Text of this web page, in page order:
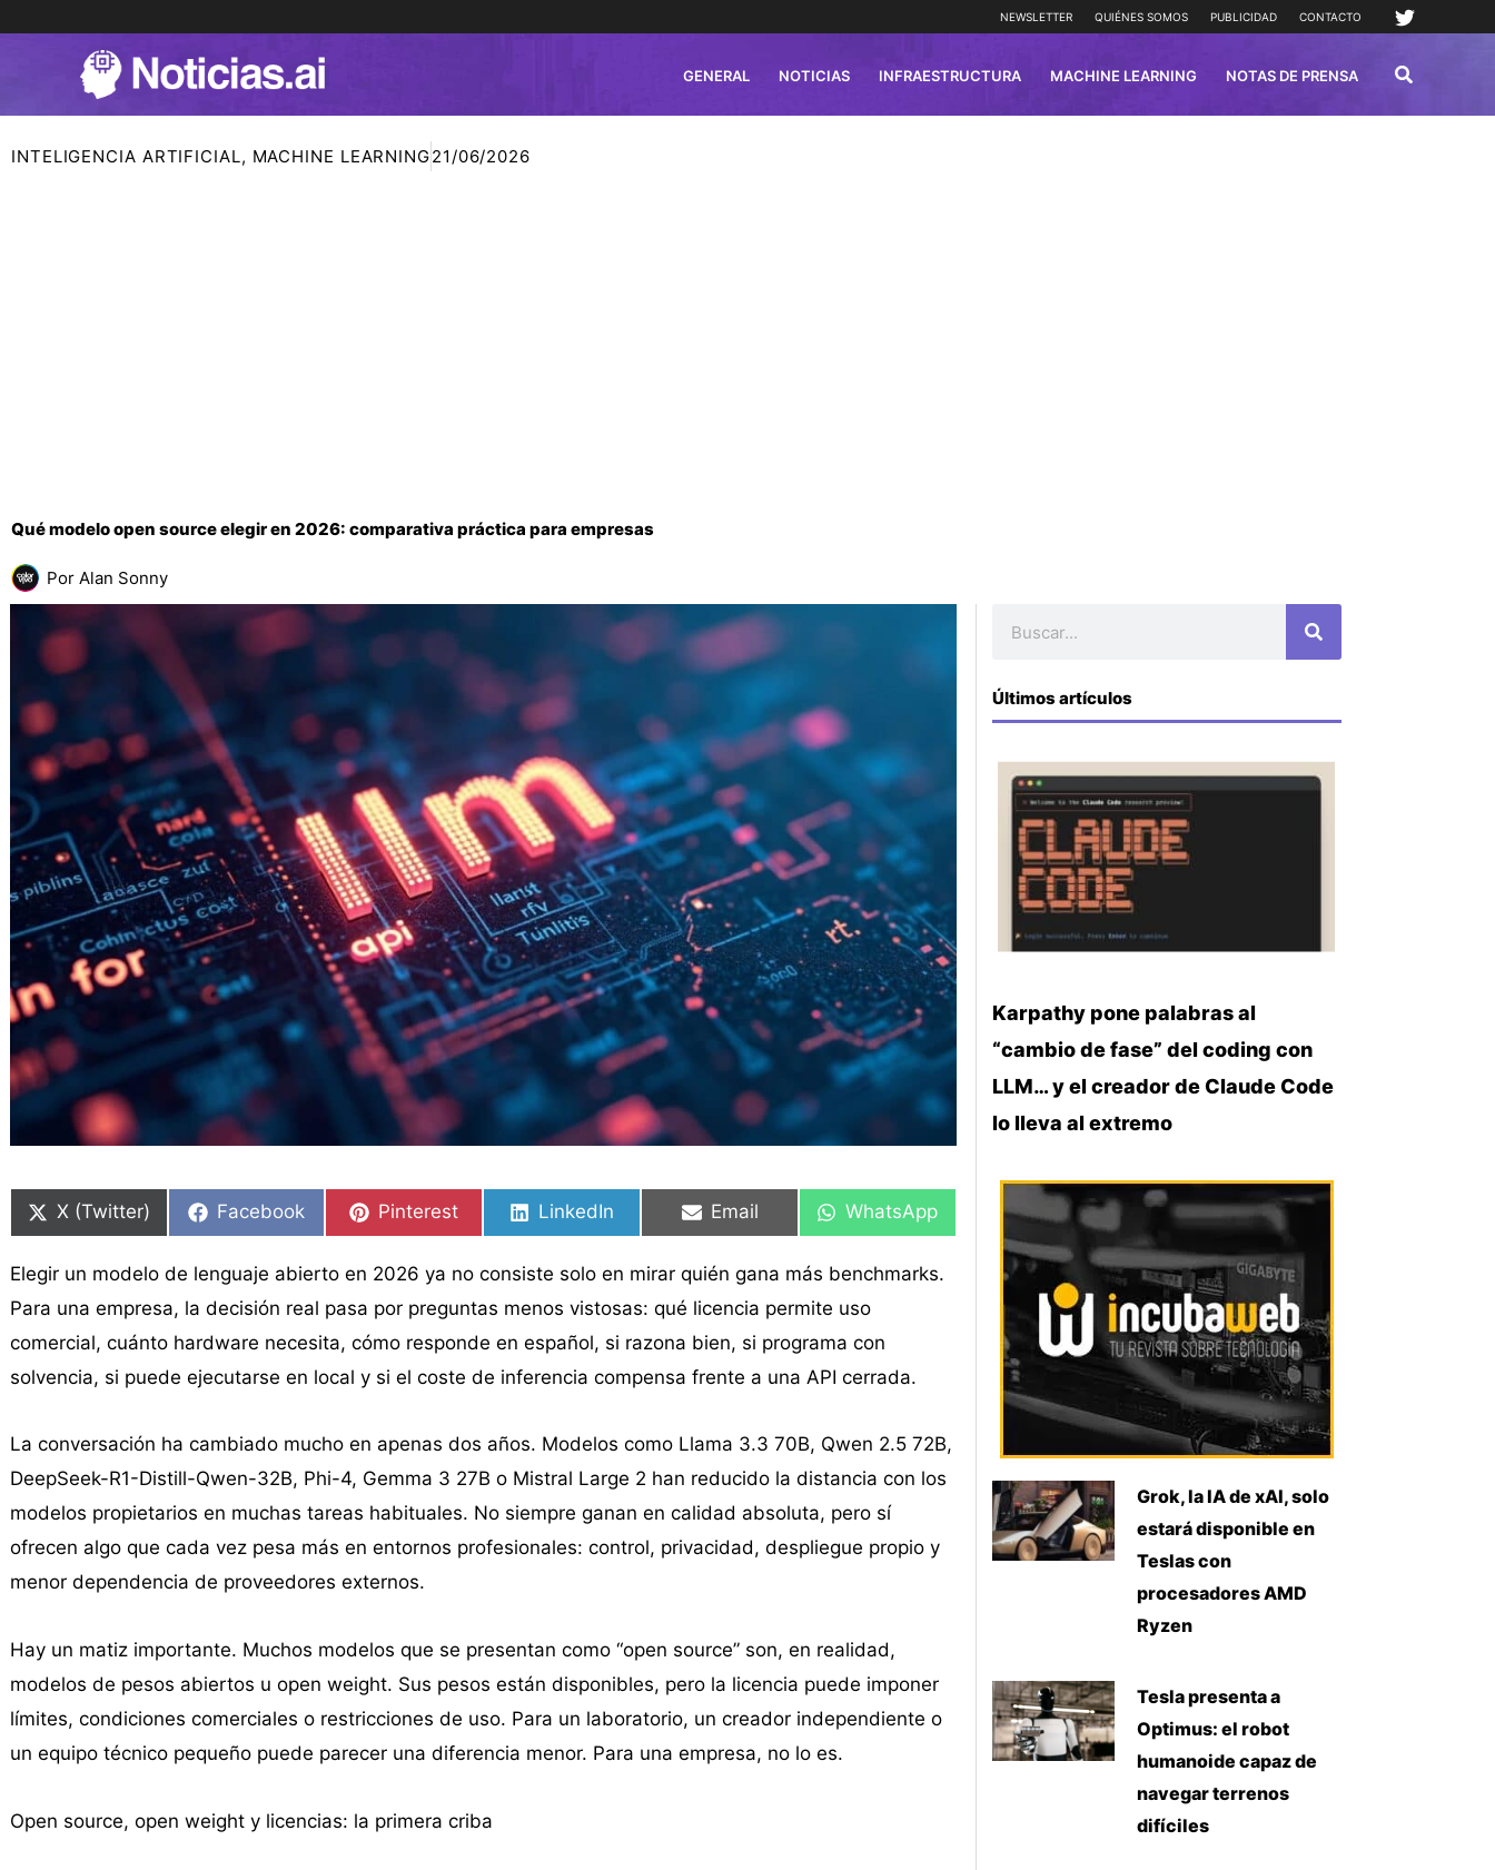
NEWSLETTER QUIÉNES SOMOS PUBLICIDAD CONTACTO
GENERAL NOTICIAS INFRAESTRUCTURA MACHINE LEARNING NOTAS DE PRENSA
INTELIGENCIA ARTIFICIAL, MACHINE LEARNING21/06/2026
Qué modelo open source elegir en 2026: comparativa práctica para empresas
Por Alan Sonny
en
X (Twitter)
en
Facebook
en
Pinterest
en
LinkedIn
en
Email
en
WhatsApp
Elegir un modelo de lenguaje abierto en 2026 ya no consiste solo en mirar quién gana más benchmarks.
Para una empresa, la decisión real pasa por preguntas menos vistosas: qué licencia permite uso
comercial, cuánto hardware necesita, cómo responde en español, si razona bien, si programa con
solvencia, si puede ejecutarse en local y si el coste de inferencia compensa frente a una API cerrada.
La conversación ha cambiado mucho en apenas dos años. Modelos como Llama 3.3 70B, Qwen 2.5 72B,
DeepSeek-R1-Distill-Qwen-32B, Phi-4, Gemma 3 27B o Mistral Large 2 han reducido la distancia con los
modelos propietarios en muchas tareas habituales. No siempre ganan en calidad absoluta, pero sí
ofrecen algo que cada vez pesa más en entornos profesionales: control, privacidad, despliegue propio y
menor dependencia de proveedores externos.
Hay un matiz importante. Muchos modelos que se presentan como “open source” son, en realidad,
modelos de pesos abiertos u open weight. Sus pesos están disponibles, pero la licencia puede imponer
límites, condiciones comerciales o restricciones de uso. Para un laboratorio, un creador independiente o
un equipo técnico pequeño puede parecer una diferencia menor. Para una empresa, no lo es.
Open source, open weight y licencias: la primera criba
en
en
en
en
en
en
Últimos artículos
Karpathy pone palabras al
“cambio de fase” del coding con
LLM… y el creador de Claude Code
lo lleva al extremo
Grok, la IA de xAI, solo
estará disponible en
Teslas con
procesadores AMD
Ryzen
Tesla presenta a
Optimus: el robot
humanoide capaz de
navegar terrenos
difíciles